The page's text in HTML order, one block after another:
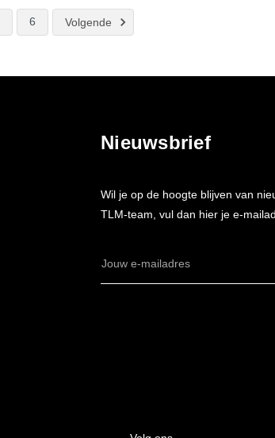
6 Volgende
Nieuwsbrief
Wil je op de hoogte blijven van
TLM-team, vul dan hier je e-
E-